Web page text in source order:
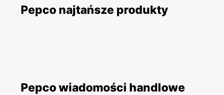
Pepco najtańsze produkty
Pepco wiadomości handlowe